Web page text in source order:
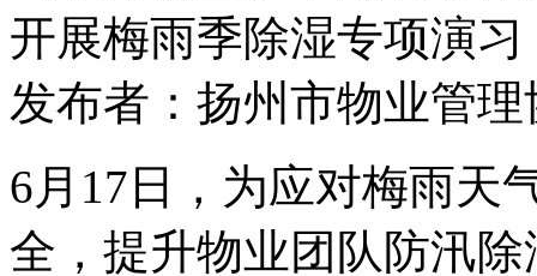
开展梅雨季除湿专项演习
发布者：扬州市物业管
6月17日， 为应对梅雨天
全，提升物业团队防汛